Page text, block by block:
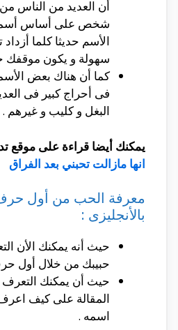
أن العديد من الناس
شخص على أساس أسمه
الأسم حديثا كلما
سهولة و يكون موقفك
كما أن هناك بعض
فى أحراج كبير فى
البغل و كليب و غيرهم .
يمكنك أيضا قراءة على موقع
انها مازالت تحبني بعد الفراق
معرفة الحب من أول
بالأنجليزى :
حيث أنه يمكنك الأن
حبيبك من خلال أول
حيث أن يمكنك
المقالة على كيف
اسمه .